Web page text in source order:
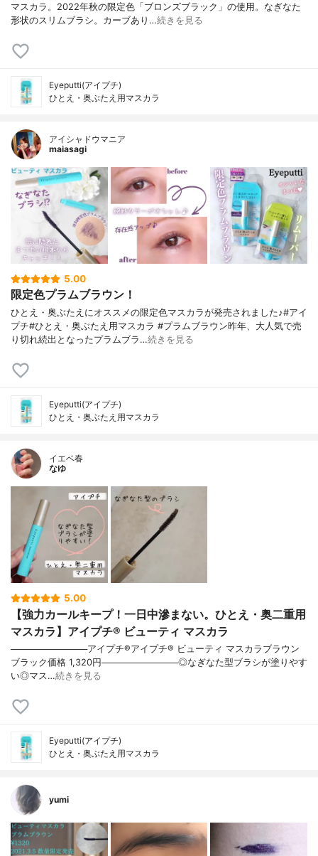
マスカラ。2022年秋の限定色「ブロンズブラック」の使用。なぎなた
形状のスリムブラシ。カーブあり…続きを見る
Eyeputti(アイプチ)
ひとえ・奥ぶたえ用マスカラ
アイシャドウマニア
maiasagi
5.00
限定色プラムブラウン！
ひとえ・奥ぶたえにオススメの限定色マスカラが発売されました♪#アイ
プチ#ひとえ・奥ぶたえ用マスカラ #プラムブラウン昨年、大人気で売
り切れ続出となったプラムブラ…続きを見る
Eyeputti(アイプチ)
ひとえ・奥ぶたえ用マスカラ
イエベ春
なゆ
5.00
【強力カールキープ！一日中滲まない。ひとえ・奥二重用
マスカラ】アイプチ® ビューティ マスカラ
────────────アイプチ®アイプチ® ビューティ マスカラブラウン
ブラック価格 1,320円────────────◎なぎなた型ブラシが塗りやす
い◎マス…続きを見る
Eyeputti(アイプチ)
ひとえ・奥ぶたえ用マスカラ
yumi